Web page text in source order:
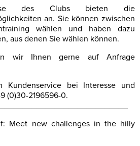
des Clubs bieten die
an. Sie können zwischen
wählen und haben dazu
aus denen Sie wählen können.
wir Ihnen gerne auf Anfrage
Kundenservice bei Interesse und
(0)30-2196596-0.
Meet new challenges in the hilly